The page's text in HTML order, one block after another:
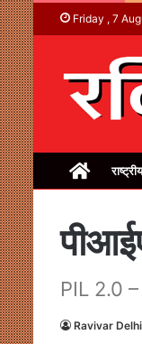
Friday , 7
Homeराष्ट्रीय
PIL 2.0
Ravivar Delhi